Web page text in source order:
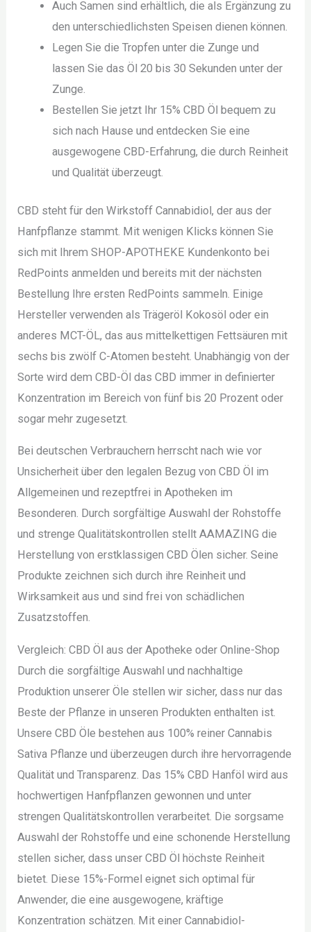
Auch Samen sind erhältlich, die als Ergänzung zu
den unterschiedlichsten Speisen dienen können.
Legen Sie die Tropfen unter die Zunge und
lassen Sie das Öl 20 bis 30 Sekunden unter der
Zunge.
Bestellen Sie jetzt Ihr 15% CBD Öl bequem zu
sich nach Hause und entdecken Sie eine
ausgewogene CBD-Erfahrung, die durch Reinheit
und Qualität überzeugt.
CBD steht für den Wirkstoff Cannabidiol, der aus der
Hanfpflanze stammt. Mit wenigen Klicks können Sie
sich mit Ihrem SHOP-APOTHEKE Kundenkonto bei
RedPoints anmelden und bereits mit der nächsten
Bestellung Ihre ersten RedPoints sammeln. Einige
Hersteller verwenden als Trägeröl Kokosöl oder ein
anderes MCT-ÖL, das aus mittelkettigen Fettsäuren mit
sechs bis zwölf C-Atomen besteht. Unabhängig von der
Sorte wird dem CBD-Öl das CBD immer in definierter
Konzentration im Bereich von fünf bis 20 Prozent oder
sogar mehr zugesetzt.
Bei deutschen Verbrauchern herrscht nach wie vor
Unsicherheit über den legalen Bezug von CBD Öl im
Allgemeinen und rezeptfrei in Apotheken im
Besonderen. Durch sorgfältige Auswahl der Rohstoffe
und strenge Qualitätskontrollen stellt AAMAZING die
Herstellung von erstklassigen CBD Ölen sicher. Seine
Produkte zeichnen sich durch ihre Reinheit und
Wirksamkeit aus und sind frei von schädlichen
Zusatzstoffen.
Vergleich: CBD Öl aus der Apotheke oder Online-Shop
Durch die sorgfältige Auswahl und nachhaltige
Produktion unserer Öle stellen wir sicher, dass nur das
Beste der Pflanze in unseren Produkten enthalten ist.
Unsere CBD Öle bestehen aus 100% reiner Cannabis
Sativa Pflanze und überzeugen durch ihre hervorragende
Qualität und Transparenz. Das 15% CBD Hanföl wird aus
hochwertigen Hanfpflanzen gewonnen und unter
strengen Qualitätskontrollen verarbeitet. Die sorgsame
Auswahl der Rohstoffe und eine schonende Herstellung
stellen sicher, dass unser CBD Öl höchste Reinheit
bietet. Diese 15%-Formel eignet sich optimal für
Anwender, die eine ausgewogene, kräftige
Konzentration schätzen. Mit einer Cannabidiol-